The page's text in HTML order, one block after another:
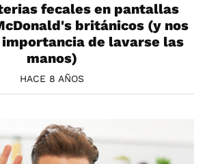
fecales en pantallas
británicos (y nos
de lavarse las
manos)
HACE 8 AÑOS